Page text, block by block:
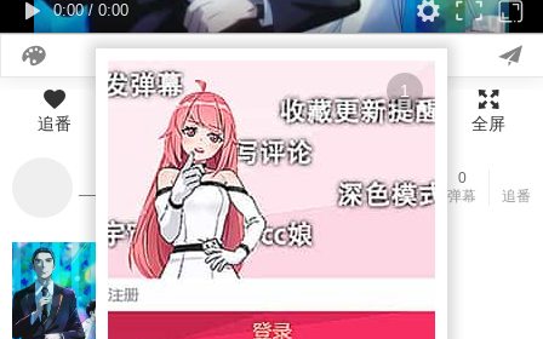
0:00/ 0:00
追番 加载 上话 下话 全屏
1
在线
10
评论
0
弹幕
追番
别名：去K歌吧！、カラオケ行こ！
年代：2025，秋季
首播：
星期四，19:10